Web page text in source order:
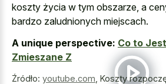
koszty życia w tym obszarze, a
bardzo zaludnionych miejscach.
A unique perspective: Co to
Zmieszane Z
Źródło: youtube.com Koszty